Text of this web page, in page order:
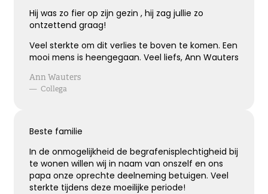
Hij was zo fier op zijn gezin , hij zag jullie zo
ontzettend graag!
Veel sterkte om dit verlies te boven te komen. Een
mooi mens is heengegaan. Veel liefs, Ann Wauters
Ann Wauters
— Collega
Beste familie
In de onmogelijkheid de begrafenisplechtigheid bij
te wonen willen wij in naam van onszelf en ons
papa onze oprechte deelneming betuigen. Veel
sterkte tijdens deze moeilijke periode!